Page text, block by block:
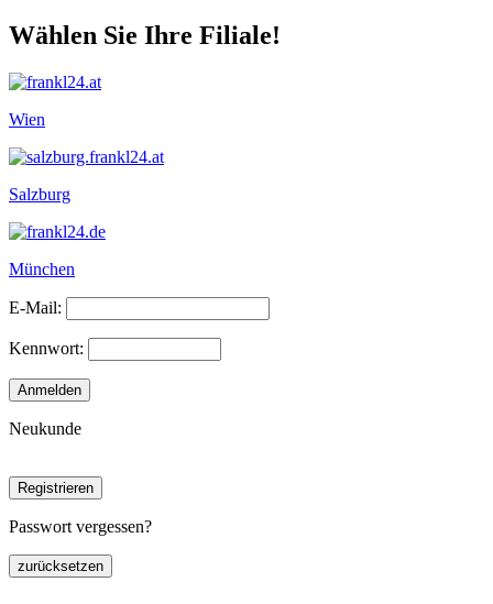
Wählen Sie Ihre Filiale!
Wien
Salzburg
München
E-Mail:
Kennwort:
Neukunde
Passwort vergessen?
zurücksetzen